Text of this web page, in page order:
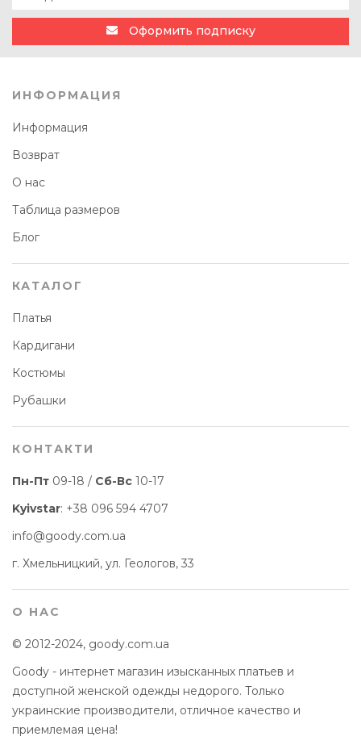
Оформить подписку
ИНФОРМАЦИЯ
Информация
Возврат
О нас
Таблица размеров
Блог
КАТАЛОГ
Платья
Кардигани
Костюмы
Рубашки
КОНТАКТИ
Пн-Пт 09-18 / Сб-Вс 10-17
Kyivstar: +38 096 594 4707
info@goody.com.ua
г. Хмельницкий, ул. Геологов, 33
О НАС
© 2012-2024, goody.com.ua
Goody - интернет магазин изысканных платьев и
доступной женской одежды недорого. Только
украинские производители, отличное качество и
приемлемая цена!